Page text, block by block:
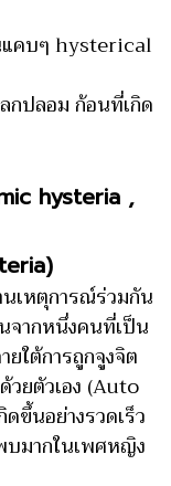
คบๆ hysterical
กปลอม ก้อนที่เกิด
hysteria ,
เหตุการณ์ร่วมกัน
จากหนึ่งคนที่เป็น
ใต้การถูกจูงจิต
ยตัวเอง (Auto
ขึ้นอย่างรวดเร็ว
บมากในเพศหญิง